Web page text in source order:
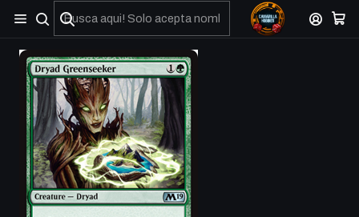
No olviden reportar sus depositos y transferencias por Whatsapp